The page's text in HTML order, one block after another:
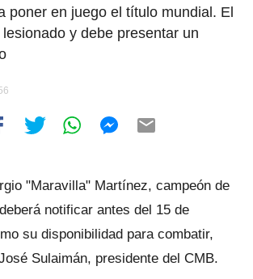
poner en juego el título mundial. El
y debe presentar un
"Maravilla" Martínez, campeón de
notificar antes del 15 de
su disponibilidad para combatir,
Sulaimán, presidente del CMB.